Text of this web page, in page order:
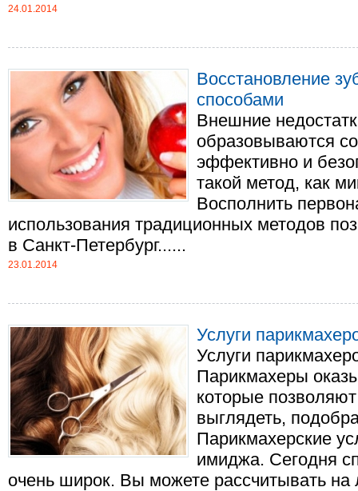
24.01.2014
Восстановление
способами
Внешние
образовываются
эффективно и
такой метод, как
Восполнить
использования традиционных методов
в Санкт-Петербург......
23.01.2014
Услуги
Услуги
Парикмахеры
которые
выглядеть,
Парикмахерские
имиджа. Сегодня
очень широк. Вы можете рассчитывать на